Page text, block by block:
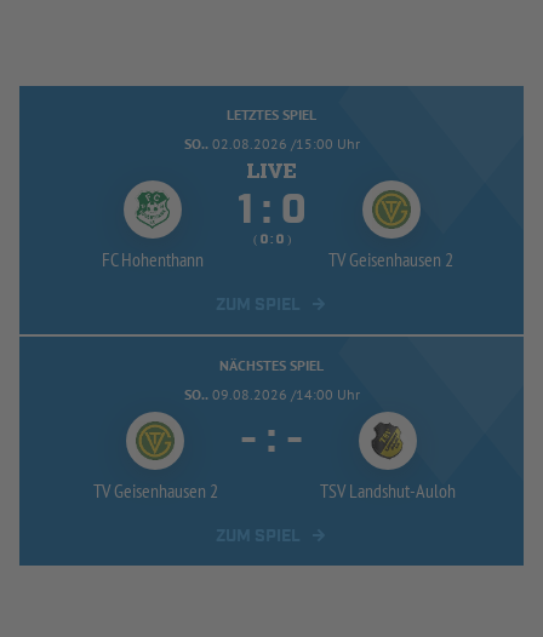
LETZTES SPIEL
SO.. 02.08.2026 /15:00 Uhr
FC Hohenthann
 : 
( :  )
TV Geisenhausen 2
NÄCHSTES SPIEL
SO.. 09.08.2026 /14:00 Uhr
TV Geisenhausen 2
- : -
TSV Landshut-Auloh